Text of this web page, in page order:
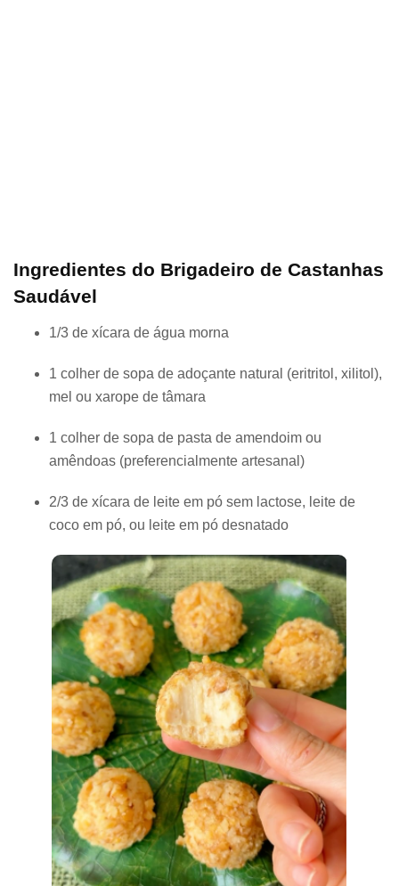
Ingredientes do Brigadeiro de Castanhas
Saudável
1/3 de xícara de água morna
1 colher de sopa de adoçante natural (eritritol, xilitol),
mel ou xarope de tâmara
1 colher de sopa de pasta de amendoim ou
amêndoas (preferencialmente artesanal)
2/3 de xícara de leite em pó sem lactose, leite de
coco em pó, ou leite em pó desnatado